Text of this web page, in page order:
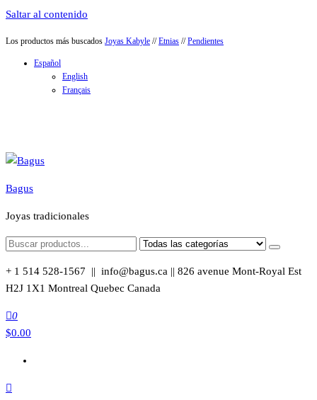
Saltar al contenido
Los productos más buscados Joyas Kabyle //Etnias //Pendientes
Español
English
Français
Bagus
Joyas tradicionales
+ 1 514 528-1567 || info@bagus.ca || 826 avenue Mont-Royal Est
H2J 1X1 Montreal Quebec Canada
0
$0.00